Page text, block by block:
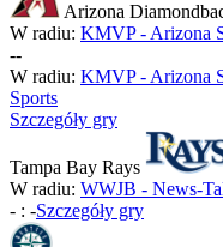
Arizona
W radiu: KMVP - Arizona
--
W radiu: KMVP - Arizona
Sports
Szczegóły gry
Tampa Bay Rays
W radiu: WWJB - News-
- : -Szczegóły gry